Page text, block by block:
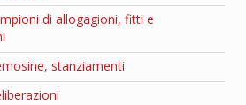
di allogagioni, fitti e
stanziamenti